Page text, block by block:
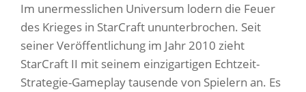
Im unermesslichen Universum lodern die Feuer
des Krieges in StarCraft ununterbrochen. Seit
seiner Veröffentlichung im Jahr 2010 zieht
StarCraft II mit seinem einzigartigen Echtzeit-
Strategie-Gameplay tausende von Spielern an. Es